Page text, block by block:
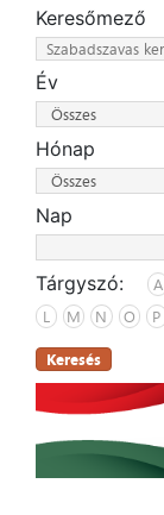
Keresőmező
Év
Hónap
Nap
Tárgyszó: A
L
M N O P
Keresés